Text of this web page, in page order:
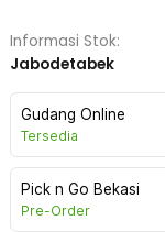
Informasi Stok:
Jabodetabek
Gudang Online
Tersedia
Pick n Go Bekasi
Pre-Order